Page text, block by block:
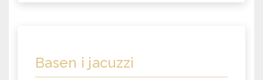
Basen i jacuzzi